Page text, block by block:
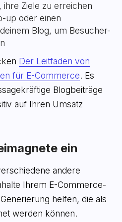
ihre Ziele zu erreichen
up oder einen
Blog, um Besucher-
Der Leitfaden von
für E-Commerce. Es
Blogbeiträge
auf Ihren Umsatz
ein
andere
Ihrem E-Commerce-
helfen, die als
werden können.